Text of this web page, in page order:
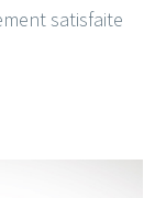
satisfaite